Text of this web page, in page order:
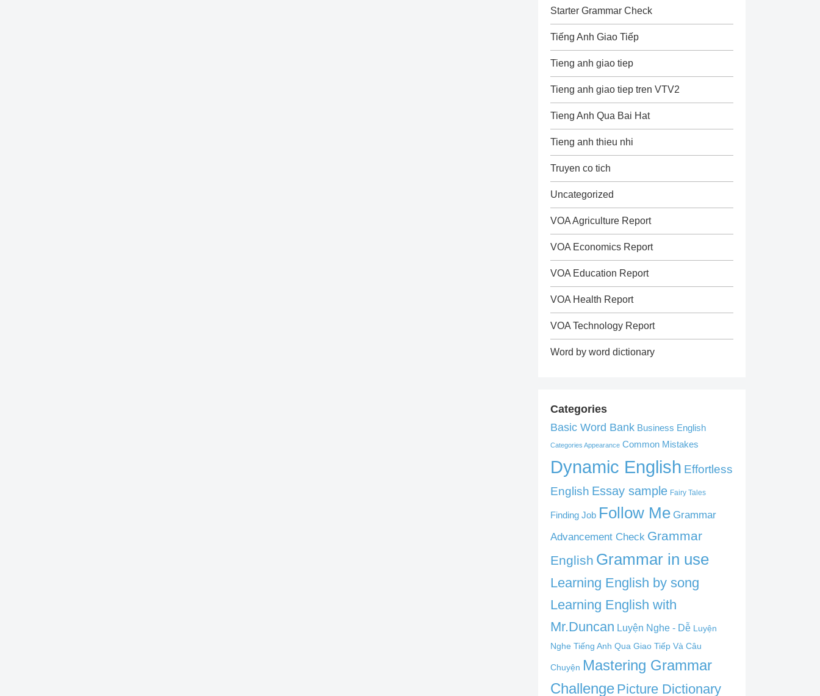
Starter Grammar Check
Tiếng Anh Giao Tiếp
Tieng anh giao tiep
Tieng anh giao tiep tren VTV2
Tieng Anh Qua Bai Hat
Tieng anh thieu nhi
Truyen co tich
Uncategorized
VOA Agriculture Report
VOA Economics Report
VOA Education Report
VOA Health Report
VOA Technology Report
Word by word dictionary
Categories
Basic Word Bank Business English
Categories Appearance Common Mistakes
Dynamic English Effortless
English Essay sample Fairy Tales
Finding Job Follow Me Grammar
Advancement Check Grammar
English Grammar in use
Learning English by song
Learning English with
Mr.Duncan Luyện Nghe - Dễ Luyện
Nghe Tiếng Anh Qua Giao Tiếp Và Câu
Chuyện Mastering Grammar
Challenge Picture Dictionary